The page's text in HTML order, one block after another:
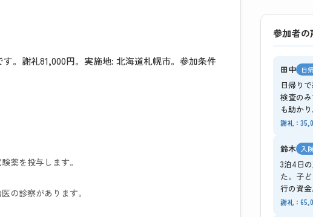
。謝礼81,000円。実施地: 北海道札幌市。参加条件
薬を投与します。
の診察があります。
参加者の
田中 日
日帰り
検査の
も助か
謝礼：
鈴木 入
3泊4日
た。子
行の資
謝礼：